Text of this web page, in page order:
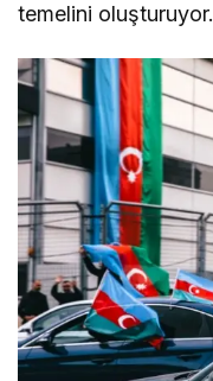
temelini oluşturuyor.